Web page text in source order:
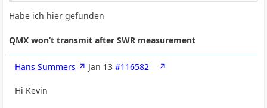
Habe ich hier gefunden
QMX won’t transmit after SWR measurement
Hans Summers Jan 13#116582
Hi Kevin